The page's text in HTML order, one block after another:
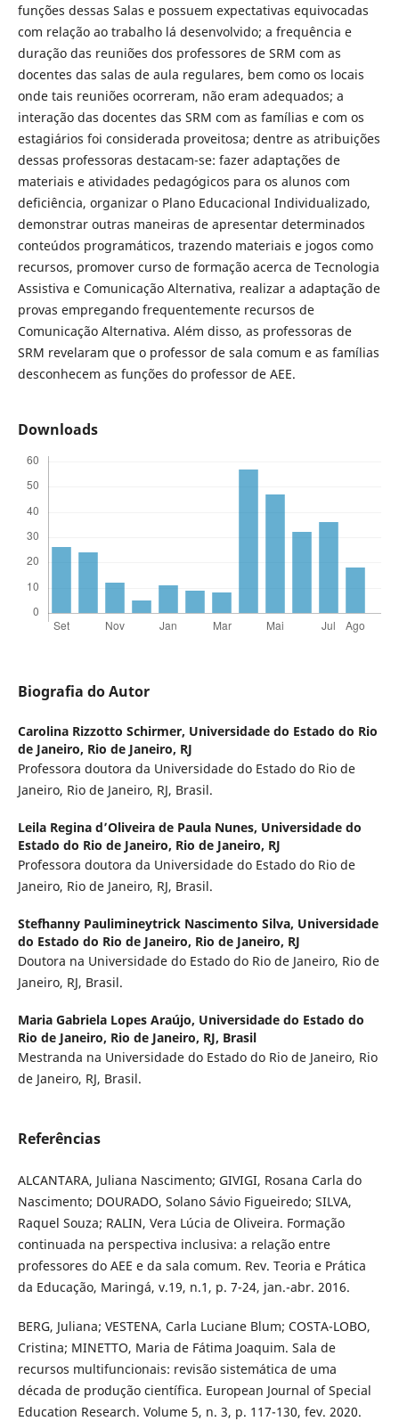
funções dessas Salas e possuem expectativas equivocadas
com relação ao trabalho lá desenvolvido; a frequência e
duração das reuniões dos professores de SRM com as
docentes das salas de aula regulares, bem como os locais
onde tais reuniões ocorreram, não eram adequados; a
interação das docentes das SRM com as famílias e com os
estagiários foi considerada proveitosa; dentre as atribuições
dessas professoras destacam-se: fazer adaptações de
materiais e atividades pedagógicos para os alunos com
deficiência, organizar o Plano Educacional Individualizado,
demonstrar outras maneiras de apresentar determinados
conteúdos programáticos, trazendo materiais e jogos como
recursos, promover curso de formação acerca de Tecnologia
Assistiva e Comunicação Alternativa, realizar a adaptação de
provas empregando frequentemente recursos de
Comunicação Alternativa. Além disso, as professoras de
SRM revelaram que o professor de sala comum e as famílias
desconhecem as funções do professor de AEE.
Downloads
Biografia do Autor
Carolina Rizzotto Schirmer, Universidade do Estado do Rio
de Janeiro, Rio de Janeiro, RJ
Professora doutora da Universidade do Estado do Rio de
Janeiro, Rio de Janeiro, RJ, Brasil.
Leila Regina d’Oliveira de Paula Nunes, Universidade do
Estado do Rio de Janeiro, Rio de Janeiro, RJ
Professora doutora da Universidade do Estado do Rio de
Janeiro, Rio de Janeiro, RJ, Brasil.
Stefhanny Paulimineytrick Nascimento Silva, Universidade
do Estado do Rio de Janeiro, Rio de Janeiro, RJ
Doutora na Universidade do Estado do Rio de Janeiro, Rio de
Janeiro, RJ, Brasil.
Maria Gabriela Lopes Araújo, Universidade do Estado do
Rio de Janeiro, Rio de Janeiro, RJ, Brasil
Mestranda na Universidade do Estado do Rio de Janeiro, Rio
de Janeiro, RJ, Brasil.
Referências
ALCANTARA, Juliana Nascimento; GIVIGI, Rosana Carla do
Nascimento; DOURADO, Solano Sávio Figueiredo; SILVA,
Raquel Souza; RALIN, Vera Lúcia de Oliveira. Formação
continuada na perspectiva inclusiva: a relação entre
professores do AEE e da sala comum. Rev. Teoria e Prática
da Educação, Maringá, v.19, n.1, p. 7-24, jan.-abr. 2016.
BERG, Juliana; VESTENA, Carla Luciane Blum; COSTA-LOBO,
Cristina; MINETTO, Maria de Fátima Joaquim. Sala de
recursos multifuncionais: revisão sistemática de uma
década de produção científica. European Journal of Special
Education Research. Volume 5, n. 3, p. 117-130, fev. 2020.